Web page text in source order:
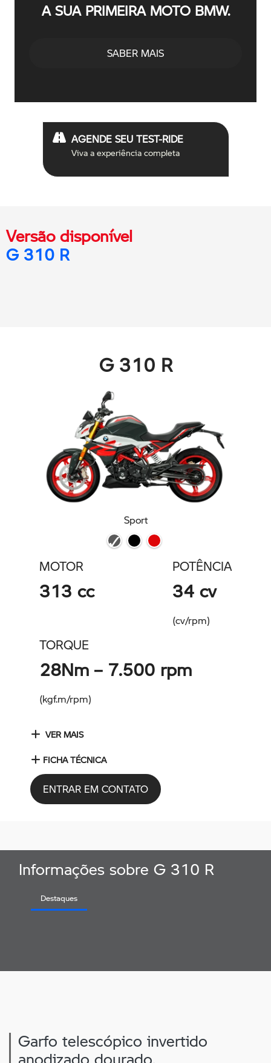
A SUA PRIMEIRA MOTO BMW.
SABER MAIS
AGENDE SEU TEST-RIDE
Viva a experiência completa
Versão disponível
G 310 R
G 310 R
Sport
MOTOR
313 cc
POTÊNCIA
34 cv
(cv/rpm)
TORQUE
28Nm – 7.500 rpm
(kgf.m/rpm)
VER MAIS
FICHA TÉCNICA
ENTRAR EM CONTATO
Informações sobre G 310 R
Destaques
Garfo telescópico invertido
anodizado dourado.